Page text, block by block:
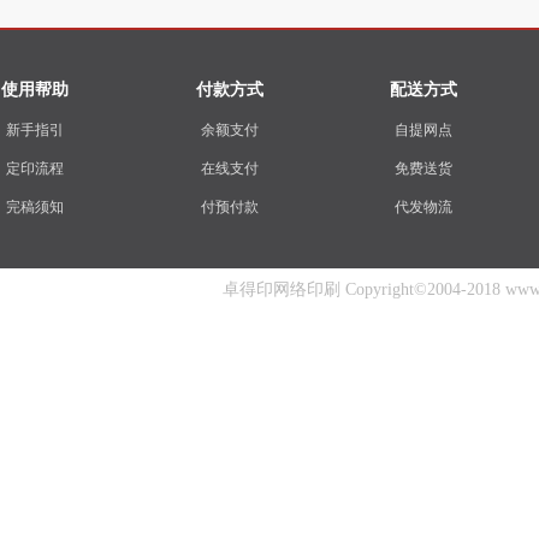
使用帮助
新手指引
定印流程
完稿须知
付款方式
余额支付
在线支付
付预付款
配送方式
自提网点
免费送货
代发物流
卓得印网络印刷 Copyright©2004-2018